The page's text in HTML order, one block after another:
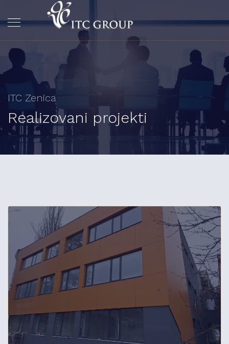
ITC Zenica
Realizovani projekti